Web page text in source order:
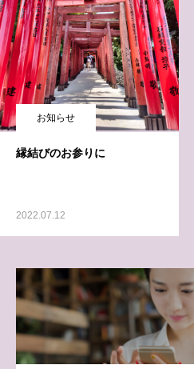
お知らせ
縁結びのお参りに
2022.07.12